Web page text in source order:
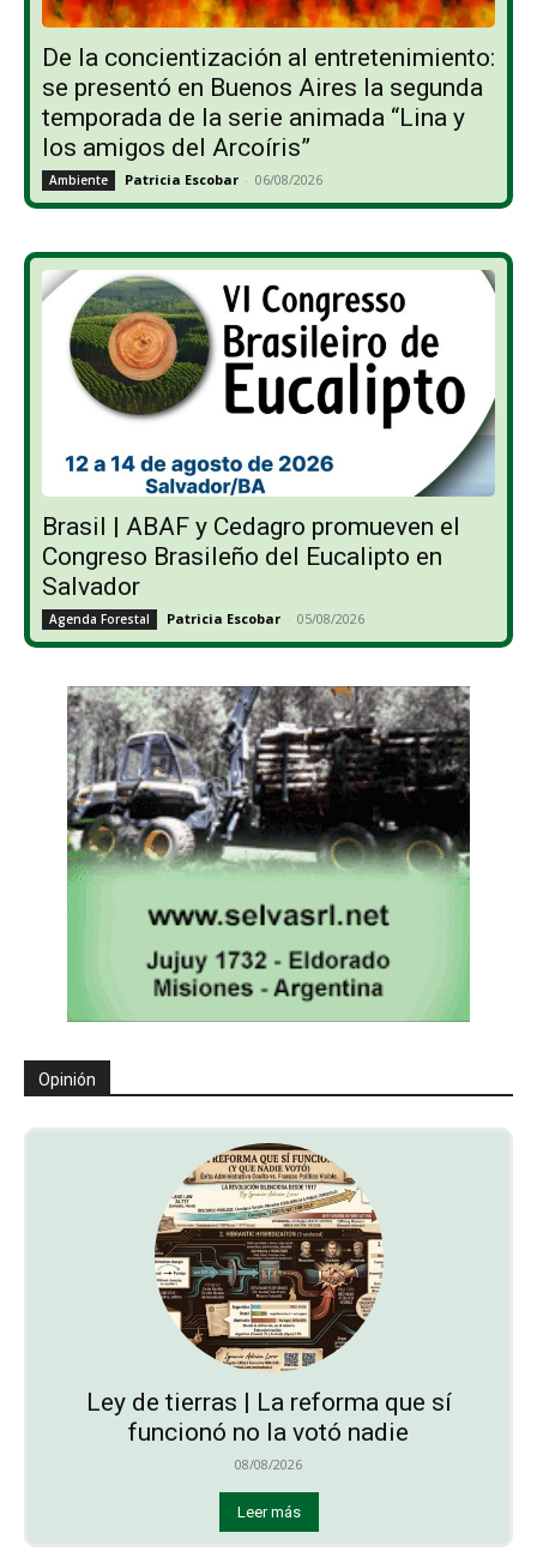
De la concientización al entretenimiento:
se presentó en Buenos Aires la segunda
temporada de la serie animada “Lina y
los amigos del Arcoíris”
Ambiente Patricia Escobar - 06/08/2026
Brasil | ABAF y Cedagro promueven el
Congreso Brasileño del Eucalipto en
Salvador
Agenda Forestal Patricia Escobar - 05/08/2026
Opinión
Ley de tierras | La reforma que sí
funcionó no la votó nadie
08/08/2026
Leer más